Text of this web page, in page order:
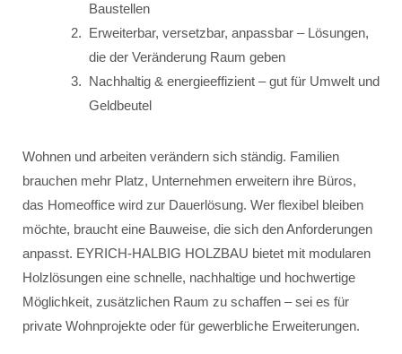
Baustellen
Erweiterbar, versetzbar, anpassbar – Lösungen,
die der Veränderung Raum geben
Nachhaltig & energieeffizient – gut für Umwelt und
Geldbeutel
Wohnen und arbeiten verändern sich ständig. Familien
brauchen mehr Platz, Unternehmen erweitern ihre Büros,
das Homeoffice wird zur Dauerlösung. Wer flexibel bleiben
möchte, braucht eine Bauweise, die sich den Anforderungen
anpasst. EYRICH-HALBIG HOLZBAU bietet mit modularen
Holzlösungen eine schnelle, nachhaltige und hochwertige
Möglichkeit, zusätzlichen Raum zu schaffen – sei es für
private Wohnprojekte oder für gewerbliche Erweiterungen.